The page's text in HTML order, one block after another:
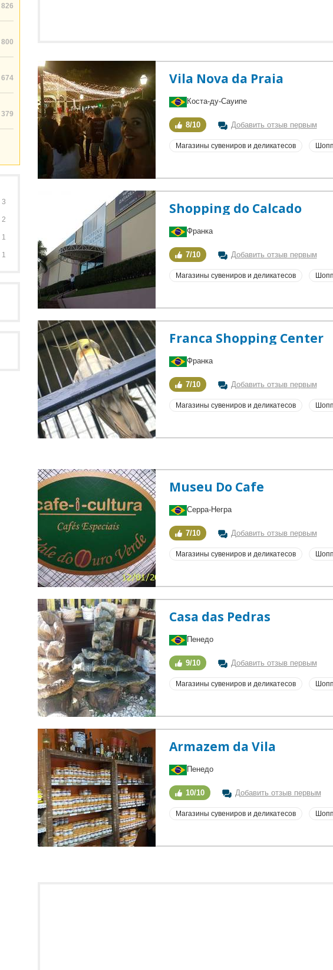
826
800
674
379
3
2
1
1
Vila Nova da Praia
Коста-ду-Сауипе
8/10 Добавить отзыв первым
Магазины сувениров и деликатесов
Shopping do Calcado
Франка
7/10 Добавить отзыв первым
Магазины сувениров и деликатесов
Franca Shopping Center
Франка
7/10 Добавить отзыв первым
Магазины сувениров и деликатесов
Museu Do Cafe
Серра-Негра
7/10 Добавить отзыв первым
Магазины сувениров и деликатесов
Casa das Pedras
Пенедо
9/10 Добавить отзыв первым
Магазины сувениров и деликатесов
Armazem da Vila
Пенедо
10/10 Добавить отзыв первым
Магазины сувениров и деликатесов